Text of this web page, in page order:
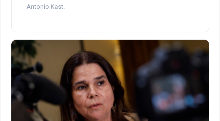
Antonio Kast.